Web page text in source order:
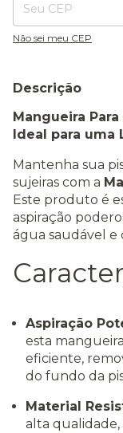
Não sei meu CEP
Descrição
Mangueira
Ideal para
Mantenha sua
sujeiras com a
Este produto é
aspiração
água saudável e
Aspiração
esta
eficiente,
do fundo da
Material
alta